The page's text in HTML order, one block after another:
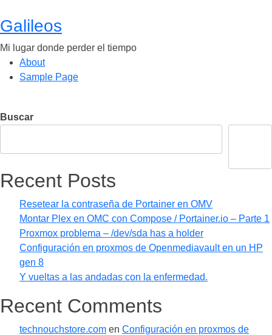
al
contenido
Galileos
Mi lugar donde perder el tiempo
About
Sample Page
Buscar
Recent Posts
Resetear la contraseña de Portainer en OMV
Montar Plex en OMC con Compose / Portainer.io – Parte 1
Proxmox problema – /dev/sda has a holder
Configuración en proxmos de Openmediavault en un HP
gen 8
Y vueltas a las andadas con la enfermedad.
Recent Comments
technouchstore.com en Configuración en proxmos de